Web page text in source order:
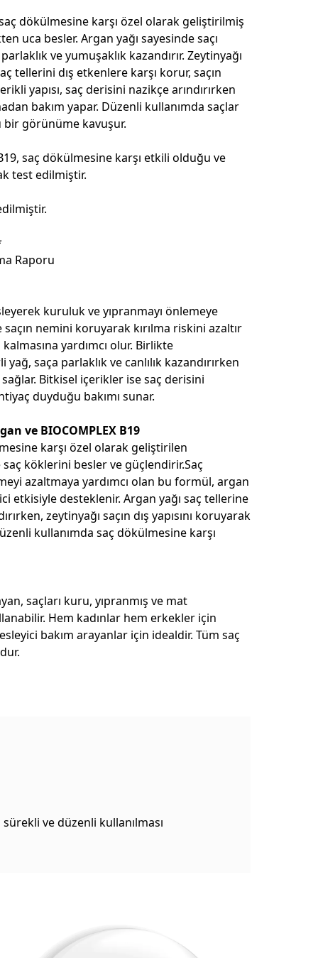
dökülmesine karşı özel olarak geliştirilmiş
uca besler. Argan yağı sayesinde saçı
ve yumuşaklık kazandırır. Zeytinyağı
tellerini dış etkenlere karşı korur, saçın
yapısı, saç derisini nazikçe arındırırken
bakım yapar. Düzenli kullanımda saçlar
bir görünüme kavuşur.
saç dökülmesine karşı etkili olduğu ve
test edilmiştir.
Raporu
kuruluk ve yıpranmayı önlemeye
saçın nemini koruyarak kırılma riskini azaltır
yardımcı olur. Birlikte
saça parlaklık ve canlılık kazandırırken
Bitkisel içerikler ise saç derisini
duyduğu bakımı sunar.
ve BIOCOMPLEX B19
karşı özel olarak geliştirilen
saç köklerini besler ve güçlendirir.Saç
azaltmaya yardımcı olan bu formül, argan
etkisiyle desteklenir. Argan yağı saç tellerine
zeytinyağı saçın dış yapısını koruyarak
kullanımda saç dökülmesine karşı
saçları kuru, yıpranmış ve mat
Hem kadınlar hem erkekler için
bakım arayanlar için idealdir. Tüm saç
ve düzenli kullanılması